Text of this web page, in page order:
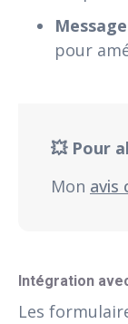
pour
💥 Pour
Mon avis
Intégration
Les